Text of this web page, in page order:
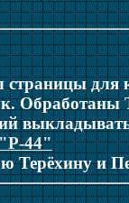
страницы для
"Р-44"
Терёхину и